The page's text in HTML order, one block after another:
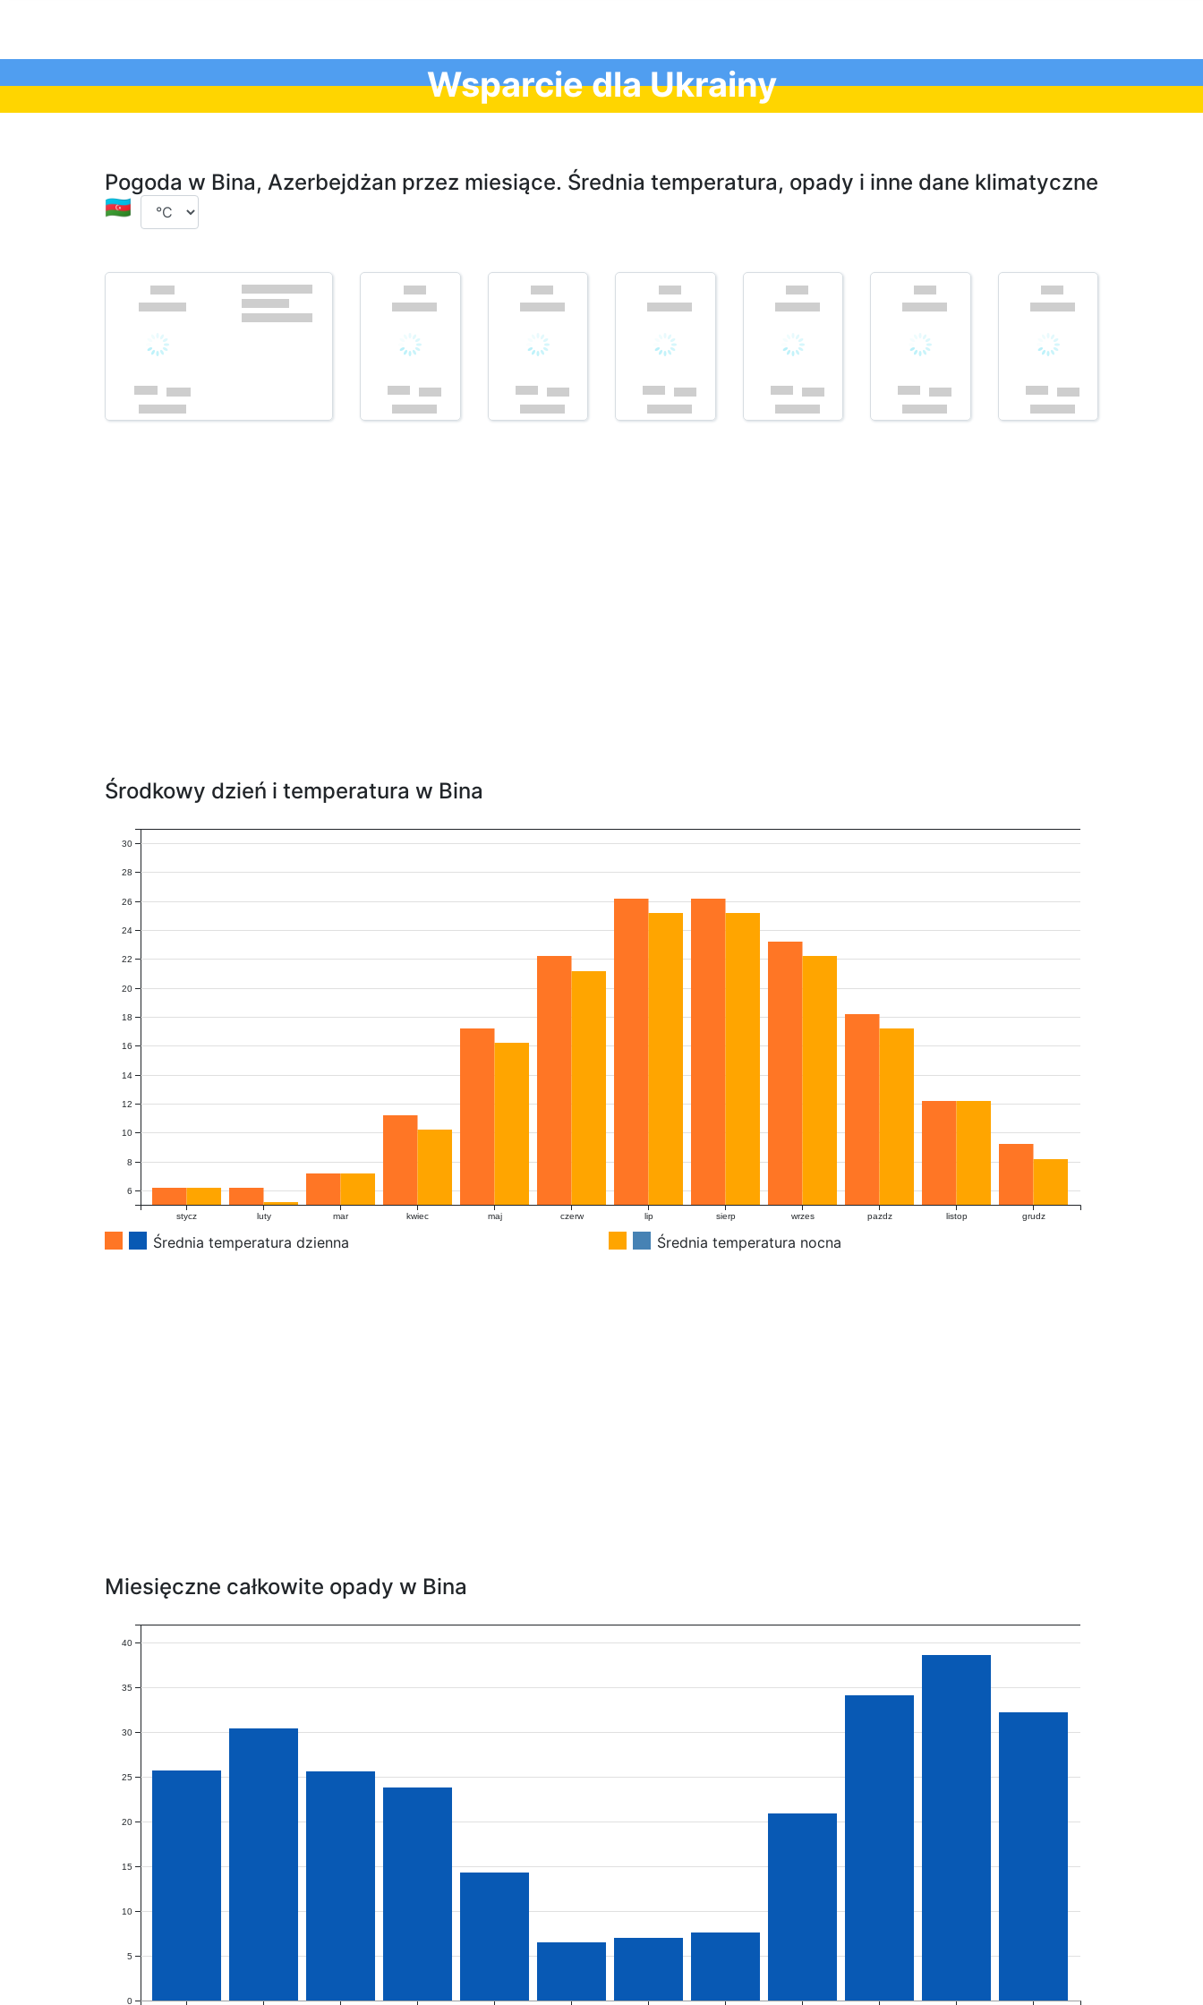
Wsparcie dla Ukrainy
Pogoda w Bina, Azerbejdżan przez miesiące. Średnia temperatura, opady i inne dane klimatyczne
🇦🇿
Środkowy dzień i temperatura w Bina
stycz luty mar kwiec maj czerw lip sierp wrzes pazdz listop grudz
6
8
10
12
14
16
18
20
22
24
26
28
30
Średnia temperatura dzienna Średnia temperatura nocna
Miesięczne całkowite opady w Bina
0
5
10
15
20
25
30
35
40